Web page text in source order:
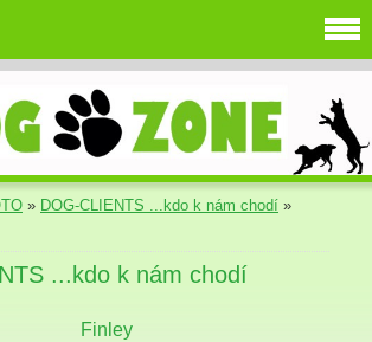
» DOG-CLIENTS ...kdo k nám chodí »
...kdo k nám chodí
Finley